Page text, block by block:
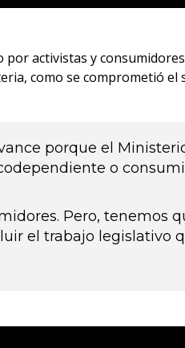
activistas y
como se comprometió el
porque el
o
Pero, tenemos
el trabajo legislativo